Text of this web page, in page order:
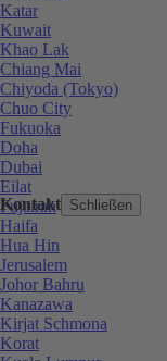
Kontakt Schließen
Katar
Kuwait
Khao Lak
Chiang Mai
Chiyoda (Tokyo)
Chuo City
Fukuoka
Doha
Dubai
Eilat
Fujairah
Haifa
Hua Hin
Jerusalem
Johor Bahru
Kanazawa
Kirjat Schmona
Korat